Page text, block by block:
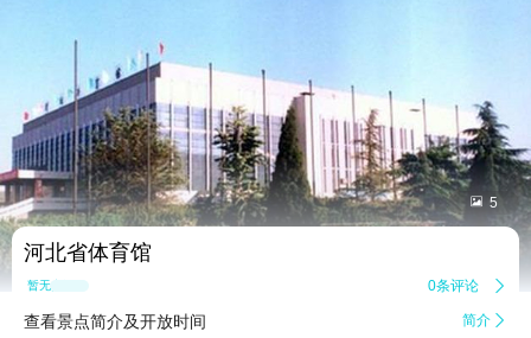
 5
河北省体育馆
暂无点评 0条评论 
查看景点简介及开放时间 简介 